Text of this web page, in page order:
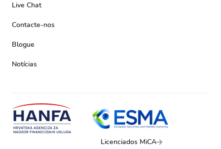
Live Chat
Contacte-nos
Blogue
Notícias
Licenciados MiCA